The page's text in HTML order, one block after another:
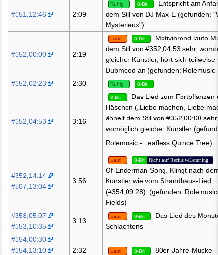
#351,12:46 2:09
Ruhig 8-Bit
Entspricht am
dem Stil von DJ Max-E (gefunden:
Mysterieux")
#352,00:00 2:19
Laut 8-Bit
Motivierend laute
dem Stil von #352,04:53 sehr,
gleicher Künstler, hört sich teilweise
Dubmood an (gefunden: Rolemusic
#352,02:23
2:30 Ruhig 8-Bit
#352,04:53 3:16
8-Bit
Das Lied zum Fortpflanzen
Häschen („Liebe machen, Liebe
ähnelt dem Stil von #352,00:00 sehr,
womöglich gleicher Künstler
Rolemusic - Leafless Quince Tree)
#352,14:14
#507,13:04
3:56
Laut 8-Bit Nicht auf ReclusiveLemming
Of-Enderman-Song. Klingt nach
Künstler wie vom Strandhaus-Lied
(#354,09:28). (gefunden:
Fields)
#353,05:07
#353,10:35
3:13
Laut 8-Bit
Das Lied des
Schlachtens
#354,00:30
#354,13:10
2:32 Laut 8-Bit 80er-Jahre-Mucke